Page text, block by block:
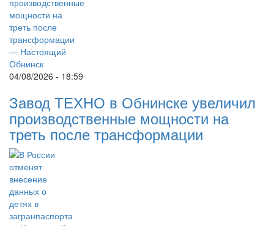
04/08/2026 - 18:59
Завод ТЕХНО в Обнинске увеличил
производственные мощности на
треть после трансформации